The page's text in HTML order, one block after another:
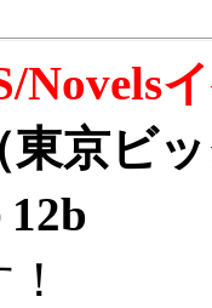
Novels
京ビ